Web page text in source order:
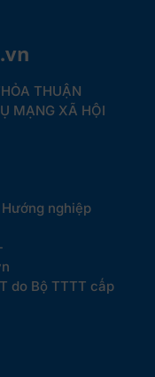
THUẬN
MẠNG XÃ HỘI
nghiệp
do Bộ TTTT cấp